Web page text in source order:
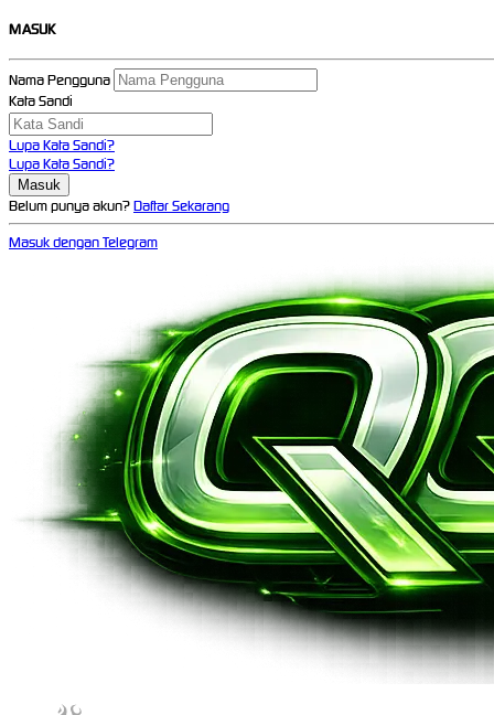
MASUK
Nama Pengguna
Kata Sandi
Lupa Kata Sandi?
Lupa Kata Sandi?
Belum punya akun?Daftar Sekarang
Masuk dengan Telegram